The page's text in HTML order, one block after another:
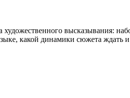
высказывания:
какой динамики сюжета ждать